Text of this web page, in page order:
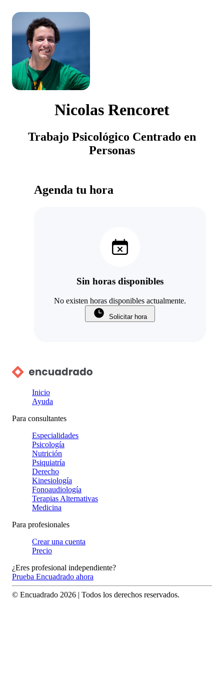
Nicolas Rencoret
Trabajo Psicológico Centrado en
Personas
Agenda tu hora
Sin horas disponibles
No existen horas disponibles actualmente.
Solicitar hora
Inicio
Ayuda
Para consultantes
Especialidades
Psicología
Nutrición
Psiquiatría
Derecho
Kinesiología
Fonoaudiología
Terapias Alternativas
Medicina
Para profesionales
Crear una cuenta
Precio
¿Eres profesional independiente?
Prueba Encuadrado ahora
© Encuadrado 2026 | Todos los derechos reservados.